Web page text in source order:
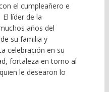
el cumpleañero e
líder de la
años del
su familia y
celebración en su
fortaleza en torno al
le desearon lo